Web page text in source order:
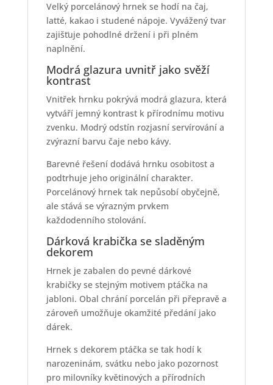
Velký porcelánový hrnek se hodí na čaj,
latté, kakao i studené nápoje. Vyvážený tvar
zajišťuje pohodlné držení i při plném
naplnění.
Modrá glazura uvnitř jako svěží
kontrast
Vnitřek hrnku pokrývá modrá glazura, která
vytváří jemný kontrast k přírodnímu motivu
zvenku. Modrý odstín rozjasní servírování a
zvýrazní barvu čaje nebo kávy.
Barevné řešení dodává hrnku osobitost a
podtrhuje jeho originální charakter.
Porcelánový hrnek tak nepůsobí obyčejně,
ale stává se výrazným prvkem
každodenního stolování.
Dárková krabička se sladěným
dekorem
Hrnek je zabalen do pevné dárkové
krabičky se stejným motivem ptáčka na
jabloni. Obal chrání porcelán při přepravě a
zároveň umožňuje okamžité předání jako
dárek.
Hrnek s dekorem ptáčka se tak hodí k
narozeninám, svátku nebo jako pozornost
pro milovníky květinových a přírodních